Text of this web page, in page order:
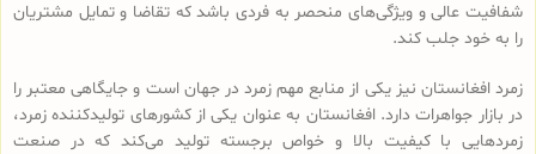
شفافیت عالی و ویژگی‌های منحصر به فردی باشد که تقاضا و تمایل مشتریان
را به خود جلب کند.
زمرد افغانستان نیز یکی از منابع مهم زمرد در جهان است و جایگاهی معتبر را
در بازار جواهرات دارد. افغانستان به عنوان یکی از کشورهای تولیدکننده زمرد،
زمردهایی با کیفیت بالا و خواص برجسته تولید می‌کند که در صنعت